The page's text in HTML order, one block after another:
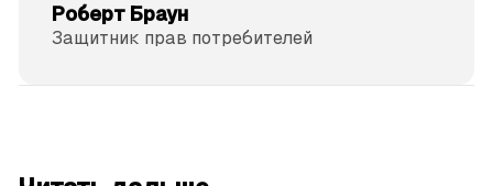
Роберт Браун
Защитник прав потре­бителей